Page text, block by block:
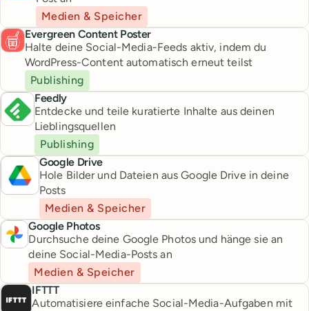
Medien & Speicher
Evergreen Content Poster
Halte deine Social-Media-Feeds aktiv, indem du
WordPress-Content automatisch erneut teilst
Publishing
Feedly
Entdecke und teile kuratierte Inhalte aus deinen
Lieblingsquellen
Publishing
Google Drive
Hole Bilder und Dateien aus Google Drive in deine
Posts
Medien & Speicher
Google Photos
Durchsuche deine Google Photos und hänge sie an
deine Social-Media-Posts an
Medien & Speicher
IFTTT
Automatisiere einfache Social-Media-Aufgaben mit